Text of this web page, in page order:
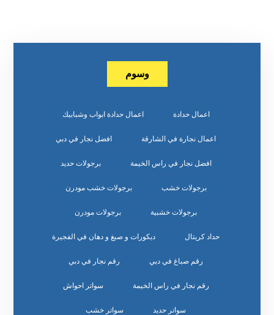
وسوم
اعمال حدادة اعمال حدادة ابواب وشبابيك
اعمال نجارة في الشارقة افضل نجار في دبي
افضل نجار في راس الخيمة برجولات حديد
برجولات خشب برجولات خشب مودرن
برجولات خشبية برجولات مودرن
حداد كريتال ديكورات و صبغ و دهان في الفجيرة
رقم صباغ في دبي رقم نجار في دبي
رقم نجار في راس الخيمة سواتر احواش
سواتر حديد سواتر خشب